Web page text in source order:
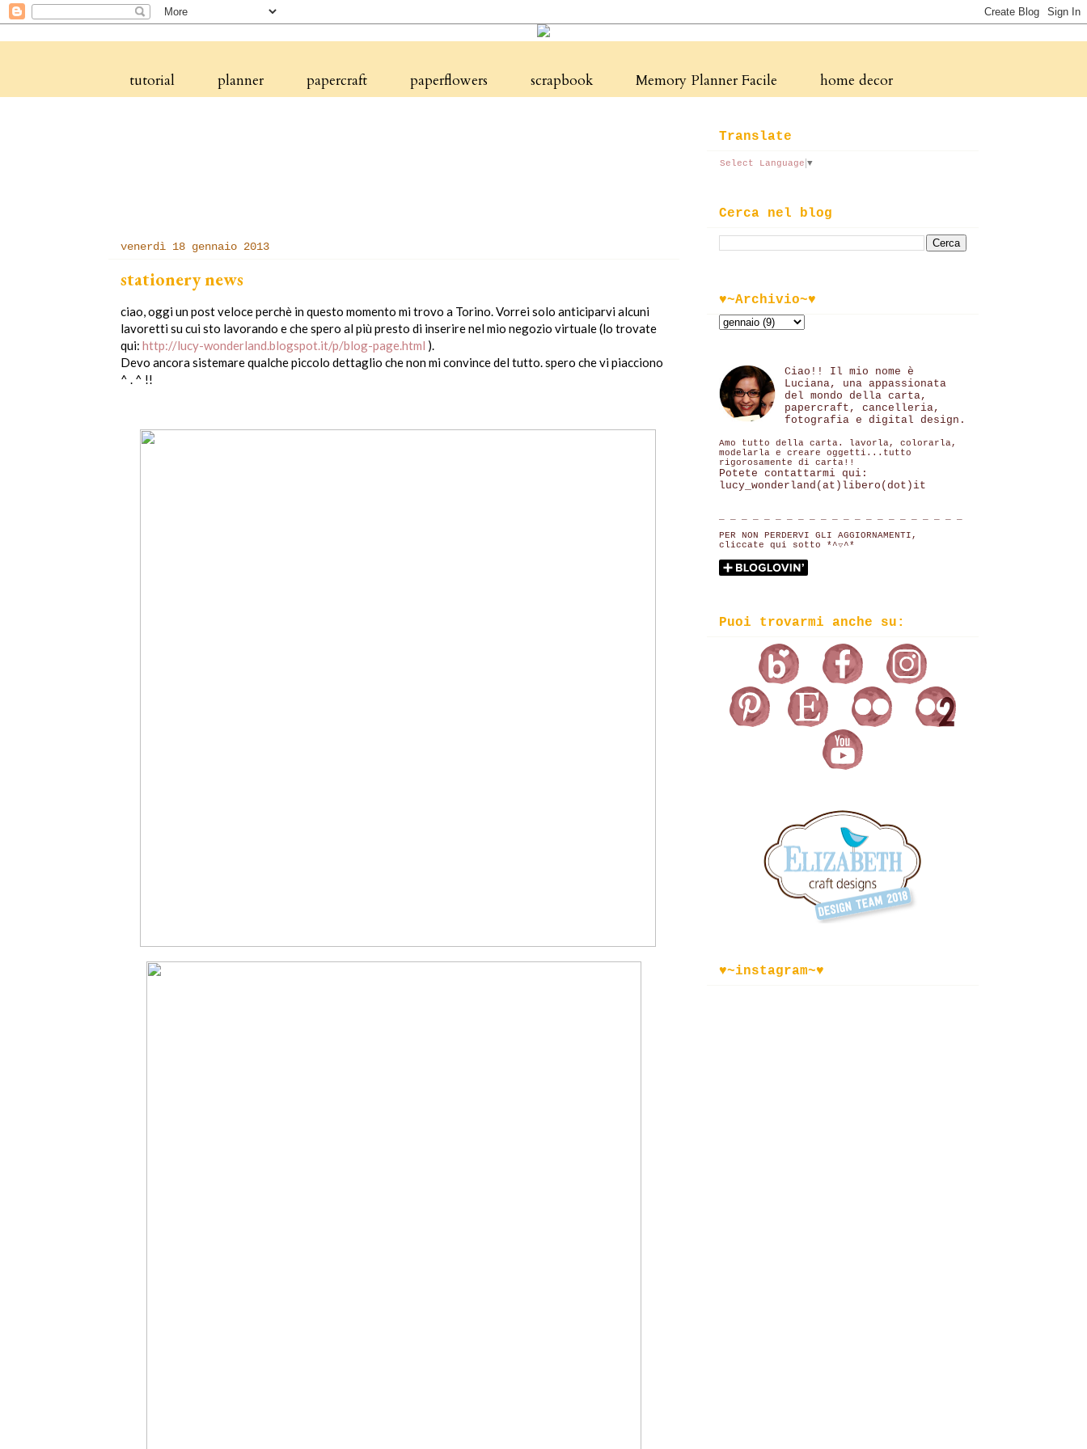
tutorial planner papercraft paperflowers scrapbook Memory Planner Facile home decor
venerdì 18 gennaio 2013
stationery news
ciao, oggi un post veloce perchè in questo momento mi trovo a Torino. Vorrei solo anticiparvi alcuni
lavoretti su cui sto lavorando e che spero al più presto di inserire nel mio negozio virtuale (lo trovate
qui: http://lucy-wonderland.blogspot.it/p/blog-page.html ).
Devo ancora sistemare qualche piccolo dettaglio che non mi convince del tutto. spero che vi piacciono
^ . ^ !!
Translate
Select Language ▼
Cerca nel blog
♥~Archivio~♥
Ciao!! Il mio nome è
Luciana, una appassionata
del mondo della carta,
papercraft, cancelleria,
fotografia e digital design.
Amo tutto della carta. lavorla, colorarla,
modelarla e creare oggetti...tutto
rigorosamente di carta!!
Potete contattarmi qui:
lucy_wonderland(at)libero(dot)it
PER NON PERDERVI GLI AGGIORNAMENTI,
cliccate qui sotto *^▽^*
Puoi trovarmi anche su:
♥~instagram~♥